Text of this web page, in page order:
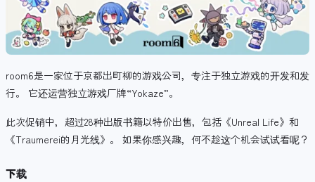
room6是一家位于京都出町柳的游戏公司，专注于独立游戏的开发和发
行。 它还运营独立游戏厂牌“Yokaze”。
此次促销中，超过28种出版书籍以特价出售，包括《Unreal Life》和
《Traumerei的月光线》。 如果你感兴趣，何不趁这个机会试试看呢？
下载